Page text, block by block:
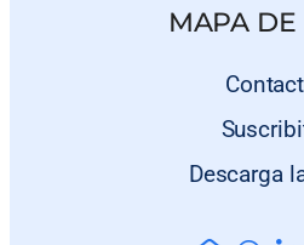
MAPA DE
Descarga